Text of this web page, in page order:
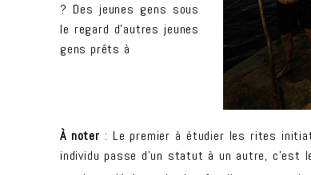
? Des jeunes gens sous
le regard d’autres jeunes
gens prêts à
À noter : Le premier à étudier les rites
individu passe d’un statut à un autre,